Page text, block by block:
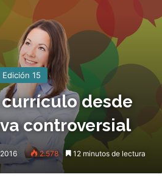
Edición 15
currículo desde
controversial
2.578 12 minutos de lectura